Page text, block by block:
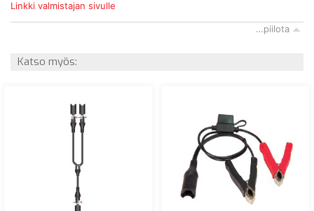
Linkki valmistajan sivulle
…piilota
Katso myös: